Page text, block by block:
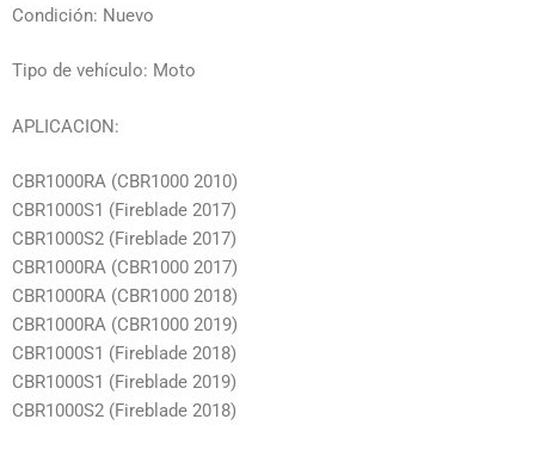
Condición: Nuevo
Tipo de vehículo: Moto
APLICACION:
CBR1000RA (CBR1000 2010)
CBR1000S1 (Fireblade 2017)
CBR1000S2 (Fireblade 2017)
CBR1000RA (CBR1000 2017)
CBR1000RA (CBR1000 2018)
CBR1000RA (CBR1000 2019)
CBR1000S1 (Fireblade 2018)
CBR1000S1 (Fireblade 2019)
CBR1000S2 (Fireblade 2018)